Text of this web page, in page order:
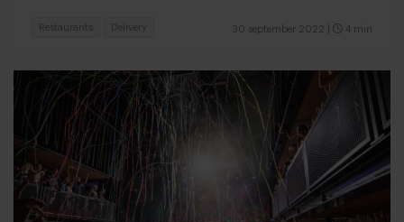
30 september 2022 4 min
Restaurants Delivery